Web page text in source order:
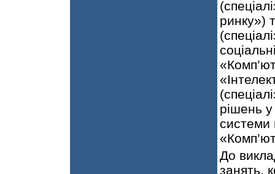
ринку»)
рішень у
системи
До
занять,